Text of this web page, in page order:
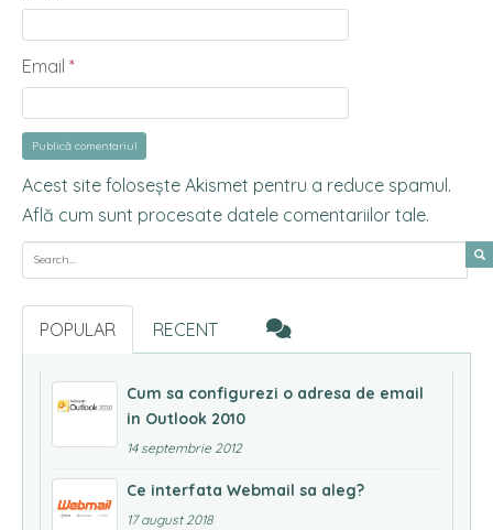
Email *
Acest site folosește Akismet pentru a reduce spamul.
Află cum sunt procesate datele comentariilor tale.
Search for:
POPULAR RECENT
Cum sa configurezi o adresa de email
in Outlook 2010
14 septembrie 2012
Ce interfata Webmail sa aleg?
17 august 2018